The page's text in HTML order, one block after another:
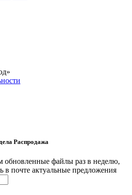
Распродажа
обновленные файлы раз в неделю,
в почте актуальные предложения